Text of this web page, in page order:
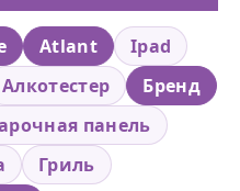
Atlant
Ipad
Алкотестер
Бренд
панель
Гриль